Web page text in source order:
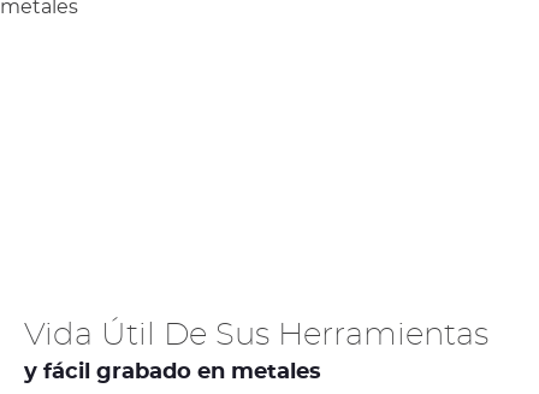
Vida Útil De Sus Herramientas
y fácil grabado en metales